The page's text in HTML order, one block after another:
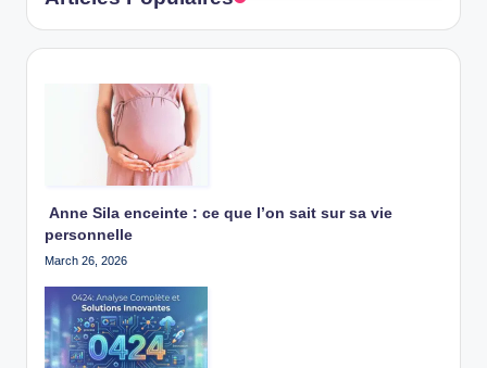
Anne Sila enceinte : ce que l’on sait sur sa vie
personnelle
March 26, 2026